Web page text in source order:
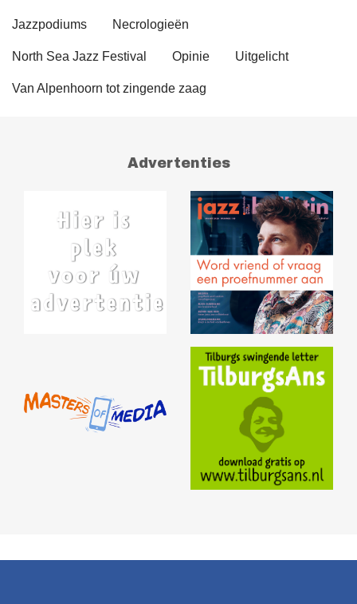
Jazzpodiums Necrologieën
North Sea Jazz Festival Opinie Uitgelicht
Van Alpenhoorn tot zingende zaag
Advertenties